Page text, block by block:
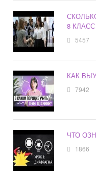
8
5457
КАК
7942
ЧТО
1866